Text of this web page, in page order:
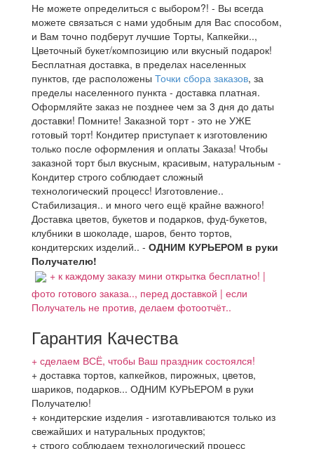
Не можете определиться с выбором?! - Вы всегда
можете связаться с нами удобным для Вас способом,
и Вам точно подберут лучшие Торты, Капкейки..,
Цветочный букет/композицию или вкусный подарок!
Бесплатная доставка, в пределах населенных
пунктов, где расположены Точки сбора заказов, за
пределы населенного пункта - доставка платная.
Оформляйте заказ не позднее чем за 3 дня до даты
доставки! Помните! Заказной торт - это не УЖЕ
готовый торт! Кондитер приступает к изготовлению
только после оформления и оплаты Заказа! Чтобы
заказной торт был вкусным, красивым, натуральным -
Кондитер строго соблюдает сложный
технологический процесс! Изготовление..
Стабилизация.. и много чего ещё крайне важного!
Доставка цветов, букетов и подарков, фуд-букетов,
клубники в шоколаде, шаров, бенто тортов,
кондитерских изделий.. - ОДНИМ КУРЬЕРОМ в руки
Получателю!
+ к каждому заказу мини открытка бесплатно! |
фото готового заказа.., перед доставкой | если
Получатель не против, делаем фотоотчёт..
Гарантия Качества
+ сделаем ВСЁ, чтобы Ваш праздник состоялся!
+ доставка тортов, капкейков, пирожных, цветов,
шариков, подарков... ОДНИМ КУРЬЕРОМ в руки
Получателю!
+ кондитерские изделия - изготавливаются только из
свежайших и натуральных продуктов;
+ строго соблюдаем технологический процесс